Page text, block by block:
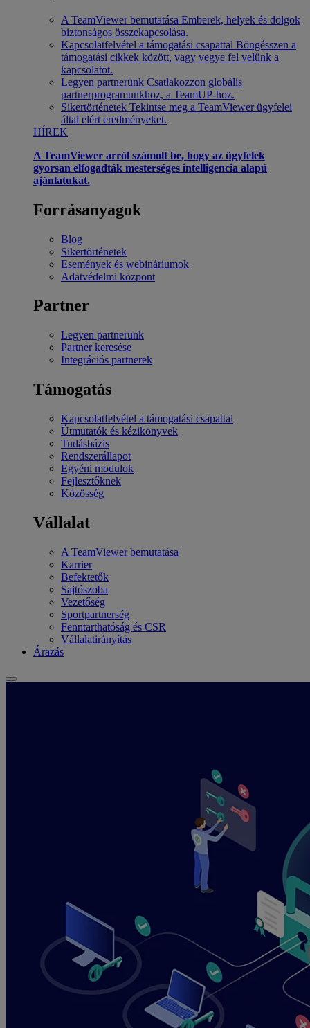
A TeamViewer bemutatása Emberek, helyek és dolgok
biztonságos összekapcsolása.
Kapcsolatfelvétel a támogatási csapattal Böngésszen a
támogatási cikkek között, vagy vegye fel velünk a
kapcsolatot.
Legyen partnerünk Csatlakozzon globális
partnerprogramunkhoz, a TeamUP-hoz.
Sikertörténetek Tekintse meg a TeamViewer ügyfelei
által elért eredményeket.
HÍREK
A TeamViewer arról számolt be, hogy az ügyfelek
gyorsan elfogadták mesterséges intelligencia alapú
ajánlatukat.
Forrásanyagok
Blog
Sikertörténetek
Események és webináriumok
Adatvédelmi központ
Partner
Legyen partnerünk
Partner keresése
Integrációs partnerek
Támogatás
Kapcsolatfelvétel a támogatási csapattal
Útmutatók és kézikönyvek
Tudásbázis
Rendszerállapot
Egyéni modulok
Fejlesztőknek
Közösség
Vállalat
A TeamViewer bemutatása
Karrier
Befektetők
Sajtószoba
Vezetőség
Sportpartnerség
Fenntarthatóság és CSR
Vállalatirányítás
Árazás